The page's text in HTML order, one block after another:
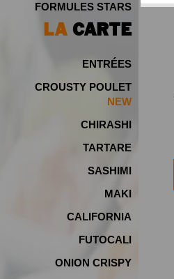
FORMULES STARS
LA CARTE
ENTRÉES
CROUSTY POULET
NEW
CHIRASHI
TARTARE
SASHIMI
MAKI
CALIFORNIA
FUTOCALI
ONION CRISPY